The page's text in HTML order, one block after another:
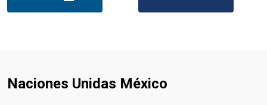
Naciones Unidas México